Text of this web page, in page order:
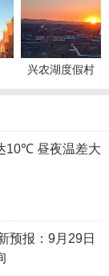
兴农湖度假村
10℃ 昼夜温差大
预报：9月29日